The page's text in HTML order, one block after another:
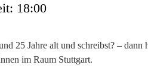
18:00
25 Jahre alt und schreibst? –
im Raum Stuttgart.